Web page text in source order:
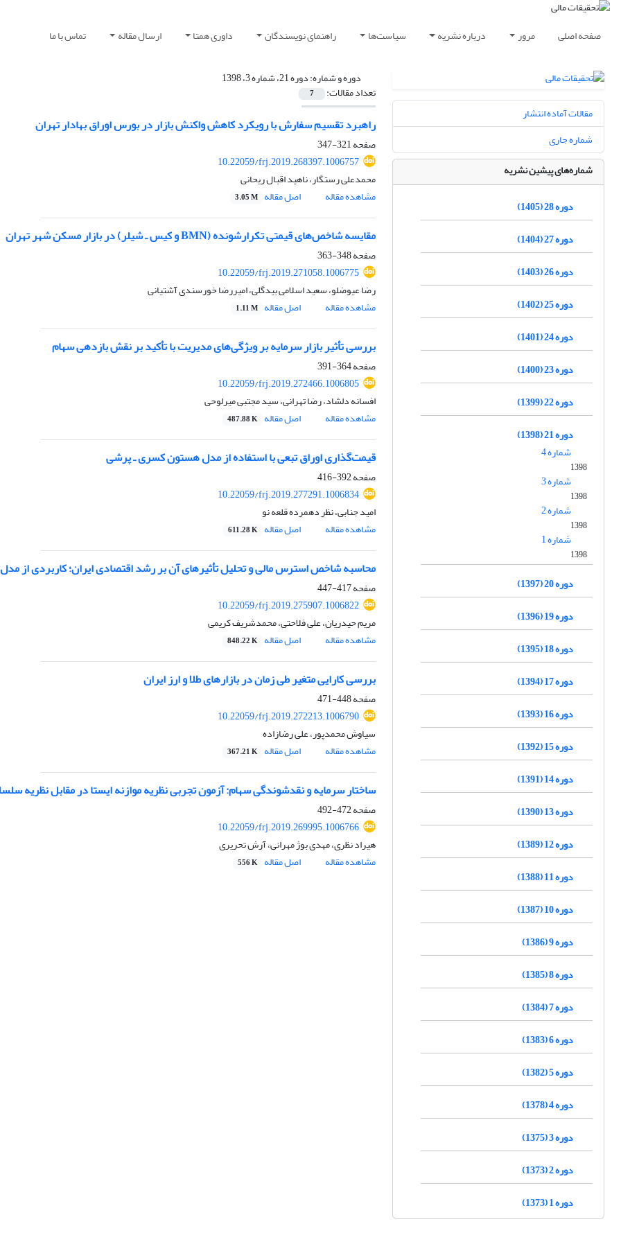
صفحه اصلی مرور درباره نشریه سیاست‌ها راهنمای نویسندگان داوری همتا ارسال مقاله تماس با ما
دوره و شماره:دوره 21، شماره 3، 1398
تعداد مقالات: 7
راهبرد تقسیم سفارش با رویکرد کاهش واکنش بازار در بورس اوراق بهادار تهران
صفحه321-347
10.22059/frj.2019.268397.1006757
محمدعلی رستگار، ناهید اقبال ریحانی
مشاهده مقاله
اصل مقاله 3.05 M
مقایسه شاخص‌های قیمتی تکرارشونده (BMN و کیس ـ شیلر) در بازار مسکن شهر تهران
صفحه348-363
10.22059/frj.2019.271058.1006775
رضا عیوضلو، سعید اسلامی بیدگلی، امیررضا خورسندی آشتیانی
مشاهده مقاله
اصل مقاله 1.11 M
بررسی تأثیر بازار سرمایه بر ویژگی‌های مدیریت با تأکید بر نقش بازدهی سهام
صفحه364-391
10.22059/frj.2019.272466.1006805
افسانه دلشاد، رضا تهرانی، سید مجتبی میرلوحی
مشاهده مقاله
اصل مقاله 487.88 K
قیمت‌گذاری اوراق تبعی با استفاده از مدل هستون کسری ـ پرشی
صفحه392-416
10.22059/frj.2019.277291.1006834
امید جنابی، نظر دهمرده قلعه نو
مشاهده مقاله
اصل مقاله 611.28 K
محاسبه شاخص استرس مالی و تحلیل تأثیرهای آن بر رشد اقتصادی ایران؛ کاربردی از
صفحه417-447
10.22059/frj.2019.275907.1006822
مریم حیدریان، علی فلاحتی، محمدشریف کریمی
مشاهده مقاله
اصل مقاله 848.22 K
بررسی کارایی متغیر طی زمان در بازارهای طلا و ارز ایران
صفحه448-471
10.22059/frj.2019.272213.1006790
سیاوش محمدپور، علی رضازاده
مشاهده مقاله
اصل مقاله 367.21 K
ساختار سرمایه و نقدشوندگی سهام: آزمون تجربی نظریه موازنه ایستا در مقابل نظریه
صفحه472-492
10.22059/frj.2019.269995.1006766
هیراد نظری، مهدی بوژ مهرانی، آرش تحریری
مشاهده مقاله
اصل مقاله 556 K
مقالات آماده انتشار
شماره جاری
شماره‌های پیشین نشریه
دوره 28 (1405)
دوره 27 (1404)
دوره 26 (1403)
دوره 25 (1402)
دوره 24 (1401)
دوره 23 (1400)
دوره 22 (1399)
دوره 21 (1398)
شماره 4
1398
شماره 3
1398
شماره 2
1398
شماره 1
1398
دوره 20 (1397)
دوره 19 (1396)
دوره 18 (1395)
دوره 17 (1394)
دوره 16 (1393)
دوره 15 (1392)
دوره 14 (1391)
دوره 13 (1390)
دوره 12 (1389)
دوره 11 (1388)
دوره 10 (1387)
دوره 9 (1386)
دوره 8 (1385)
دوره 7 (1384)
دوره 6 (1383)
دوره 5 (1382)
دوره 4 (1378)
دوره 3 (1375)
دوره 2 (1373)
دوره 1 (1373)